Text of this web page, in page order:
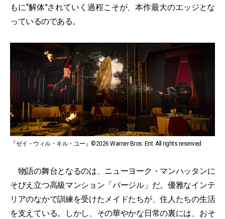
もに“解体”されていく過程こそが、本作最大のエッジとな
っているのである。
『ゼイ・ウィル・キル・ユー』©2026 Warner Bros. Ent. All rights reserved
物語の舞台となるのは、ニューヨーク・マンハッタンに
そびえ立つ高級マンション「バージル」だ。優雅なインテ
リアのなかで訓練を受けたメイドたちが、住人たちの生活
を支えている。しかし、その華やかな日常の裏には、おそ